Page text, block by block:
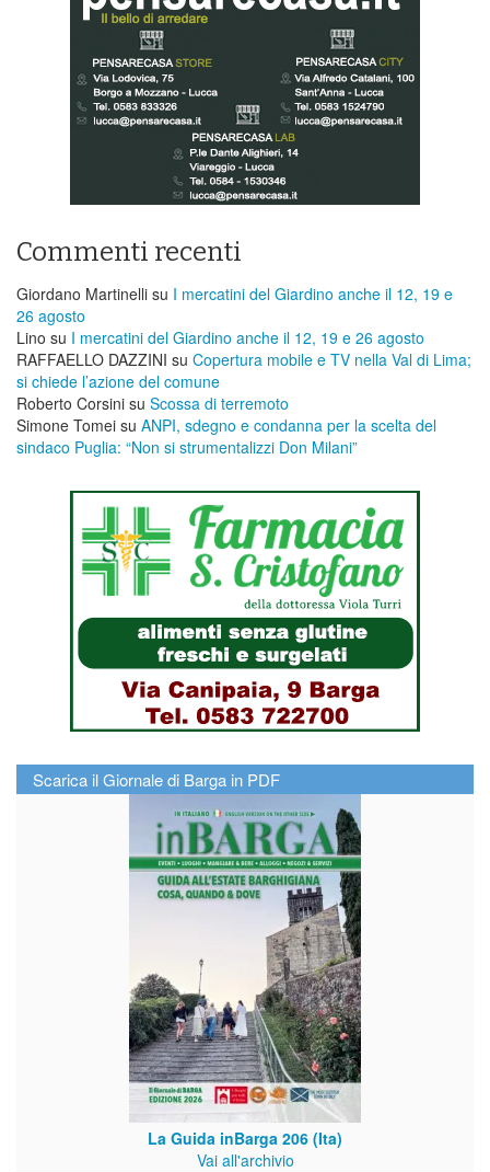
Commenti recenti
Giordano Martinelli su I mercatini del Giardino anche il 12, 19 e
26 agosto
Lino su I mercatini del Giardino anche il 12, 19 e 26 agosto
RAFFAELLO DAZZINI su ​Copertura mobile e TV nella Val di Lima;
si chiede l’azione del comune
Roberto Corsini su Scossa di terremoto
Simone Tomei su ANPI, sdegno e condanna per la scelta del
sindaco Puglia: “Non si strumentalizzi Don Milani”
Scarica il Giornale di Barga in PDF
La Guida inBarga 206 (Ita)
Vai all'archivio